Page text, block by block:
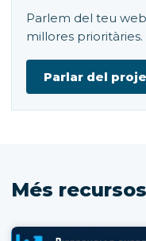
Parlem del teu
millores prioritàries.
Parlar del
Més